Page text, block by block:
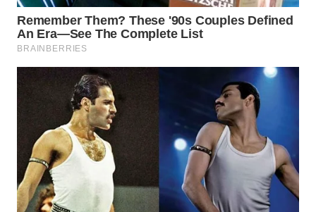
WN
BOGOR
WN
DEPOK
TAPANULI
UTARA
WN
SAMOSIR